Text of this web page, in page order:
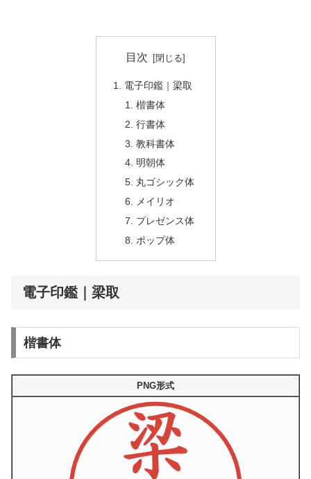
目次
電子印鑑｜梁取
楷書体
行書体
教科書体
明朝体
丸ゴシック体
メイリオ
プレゼンス体
ポップ体
電子印鑑｜梁取
楷書体
PNG形式